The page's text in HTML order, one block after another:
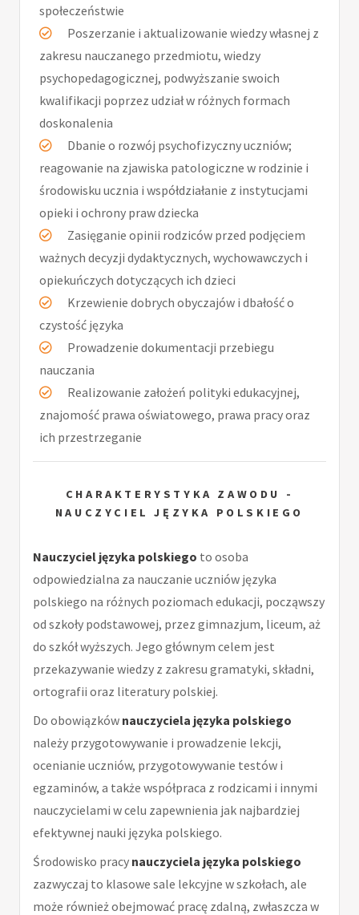
społeczeństwie
Poszerzanie i aktualizowanie wiedzy własnej z
zakresu nauczanego przedmiotu, wiedzy
psychopedagogicznej, podwyższanie swoich
kwalifikacji poprzez udział w różnych formach
doskonalenia
Dbanie o rozwój psychofizyczny uczniów;
reagowanie na zjawiska patologiczne w rodzinie i
środowisku ucznia i współdziałanie z instytucjami
opieki i ochrony praw dziecka
Zasięganie opinii rodziców przed podjęciem
ważnych decyzji dydaktycznych, wychowawczych i
opiekuńczych dotyczących ich dzieci
Krzewienie dobrych obyczajów i dbałość o
czystość języka
Prowadzenie dokumentacji przebiegu
nauczania
Realizowanie założeń polityki edukacyjnej,
znajomość prawa oświatowego, prawa pracy oraz
ich przestrzeganie
CHARAKTERYSTYKA ZAWODU -
NAUCZYCIEL JĘZYKA POLSKIEGO
Nauczyciel języka polskiego to osoba
odpowiedzialna za nauczanie uczniów języka
polskiego na różnych poziomach edukacji, począwszy
od szkoły podstawowej, przez gimnazjum, liceum, aż
do szkół wyższych. Jego głównym celem jest
przekazywanie wiedzy z zakresu gramatyki, składni,
ortografii oraz literatury polskiej.
Do obowiązków nauczyciela języka polskiego
należy przygotowywanie i prowadzenie lekcji,
ocenianie uczniów, przygotowywanie testów i
egzaminów, a także współpraca z rodzicami i innymi
nauczycielami w celu zapewnienia jak najbardziej
efektywnej nauki języka polskiego.
Środowisko pracy nauczyciela języka polskiego
zazwyczaj to klasowe sale lekcyjne w szkołach, ale
może również obejmować pracę zdalną, zwłaszcza w